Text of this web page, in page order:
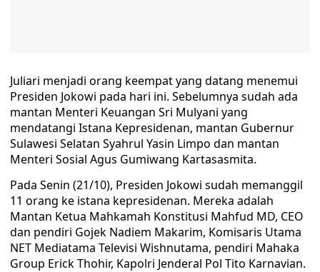
Juliari menjadi orang keempat yang datang menemui
Presiden Jokowi pada hari ini. Sebelumnya sudah ada
mantan Menteri Keuangan Sri Mulyani yang
mendatangi Istana Kepresidenan, mantan Gubernur
Sulawesi Selatan Syahrul Yasin Limpo dan mantan
Menteri Sosial Agus Gumiwang Kartasasmita.
Pada Senin (21/10), Presiden Jokowi sudah memanggil
11 orang ke istana kepresidenan. Mereka adalah
Mantan Ketua Mahkamah Konstitusi Mahfud MD, CEO
dan pendiri Gojek Nadiem Makarim, Komisaris Utama
NET Mediatama Televisi Wishnutama, pendiri Mahaka
Group Erick Thohir, Kapolri Jenderal Pol Tito Karnavian.